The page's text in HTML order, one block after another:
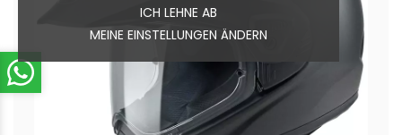
ICH LEHNE AB
MEINE EINSTELLUNGEN ÄNDERN